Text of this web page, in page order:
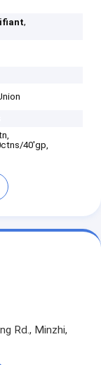
,
40'gp,
Rd., Minzhi,